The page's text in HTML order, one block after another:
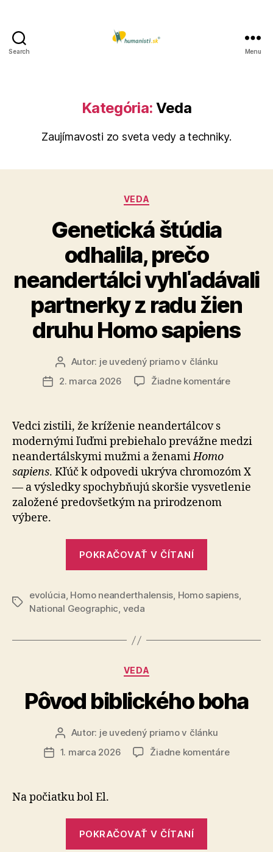
Search Menu
Kategória: Veda
Zaujímavosti zo sveta vedy a techniky.
Kategórie
VEDA
Genetická štúdia
odhalila, prečo
neandertálci vyhľadávali
partnerky z radu žien
druhu Homo sapiens
Autor
článku
Autor: je uvedený priamo v článku
Dátum
2. marca 2026 Žiadne komentárena
prečo
partnerky
z
Vedci zistili, že kríženie neandertálcov s
modernými ľuď­mi prebiehalo prevážne medzi
neandertálskymi mužmi a ženamiHomo
sapiens. Kľúč k odpovedi ukrýva chro­mo­zóm X
— a výsledky spochybňujú skoršie vysvetlenie
za­lo­že­né predovšetkým na prirodzenom
výbere.
POKRAČOVAŤ V ČÍTANÍ
prečo
žien
druhu
Homo
sapiens“
Značky
evolúcia, Homo neanderthalensis, Homo sapiens,
National Geographic, veda
Kategórie
VEDA
Pôvod biblického boha
Autor
článku
Autor: je uvedený priamo v článku
Dátum
1. marca 2026 Žiadne komentárena
Na počiatku bol El.
POKRAČOVAŤ V ČÍTANÍ